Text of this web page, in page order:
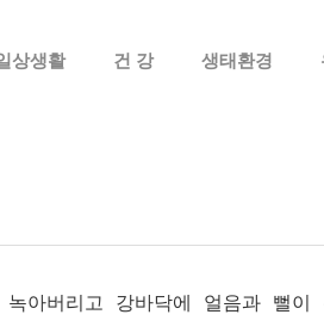
상생활 건 강 생태환경
아버리고 강바닥에 얼음과 뻘이